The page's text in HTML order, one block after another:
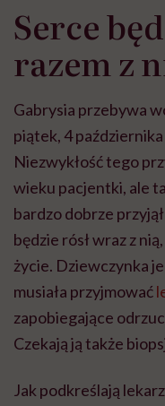
Serce
razem z
Gabrysia przebywa
piątek, 4
Niezwykłość tego
wieku pacjentki, ale
bardzo dobrze
będzie rósł wraz z
życie. Dziewczynka
musiała przyjmować
zapobiegające
Czekają ją także
Jak podkreślają